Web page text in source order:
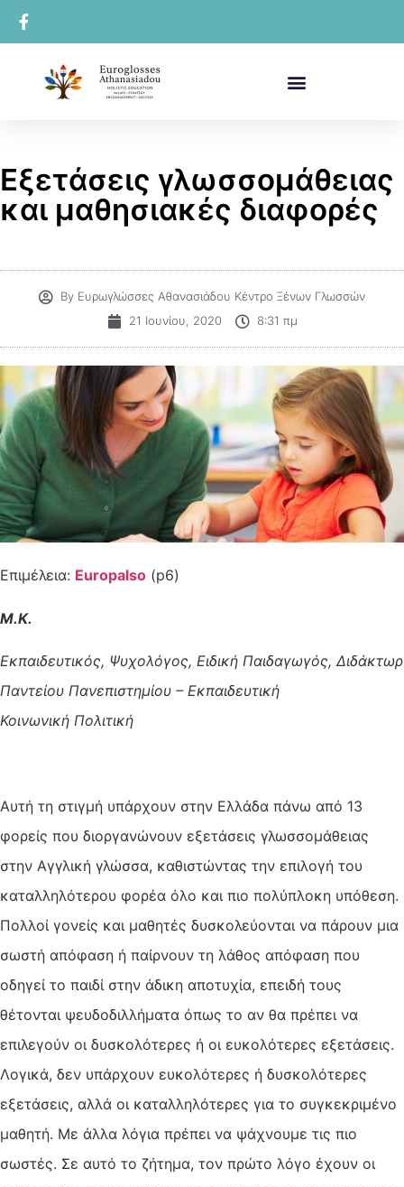
Εξετάσεις γλωσσομάθειας
και μαθησιακές διαφορές
By Ευρωγλώσσες Αθανασιάδου Κέντρο Ξένων Γλωσσών
21 Ιουνίου, 2020
8:31 πμ
Επιμέλεια: Europalso (p6)
Μ.Κ.
Εκπαιδευτικός, Ψυχολόγος, Ειδική Παιδαγωγός, Διδάκτωρ
Παντείου Πανεπιστημίου – Εκπαιδευτική
Κοινωνική Πολιτική
Αυτή τη στιγμή υπάρχουν στην Ελλάδα πάνω από 13
φορείς που διοργανώνουν εξετάσεις γλωσσομάθειας
στην Αγγλική γλώσσα, καθιστώντας την επιλογή του
καταλληλότερου φορέα όλο και πιο πολύπλοκη υπόθεση.
Πολλοί γονείς και μαθητές δυσκολεύονται να πάρουν μια
σωστή απόφαση ή παίρνουν τη λάθος απόφαση που
οδηγεί το παιδί στην άδικη αποτυχία, επειδή τους
θέτονται ψευδοδιλλήματα όπως το αν θα πρέπει να
επιλεγούν οι δυσκολότερες ή οι ευκολότερες εξετάσεις.
Λογικά, δεν υπάρχουν ευκολότερες ή δυσκολότερες
εξετάσεις, αλλά οι καταλληλότερες για το συγκεκριμένο
μαθητή. Με άλλα λόγια πρέπει να ψάχνουμε τις πιο
σωστές. Σε αυτό το ζήτημα, τον πρώτο λόγο έχουν οι